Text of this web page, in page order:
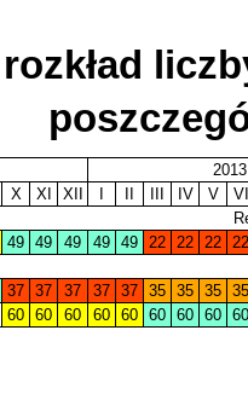
2013
X XI XII IV V
VI
49 49 49 49 49 22 22 22 22
37 37 37 37 37 35 35 35 35
60 60 60 60 60 60 60 60 60